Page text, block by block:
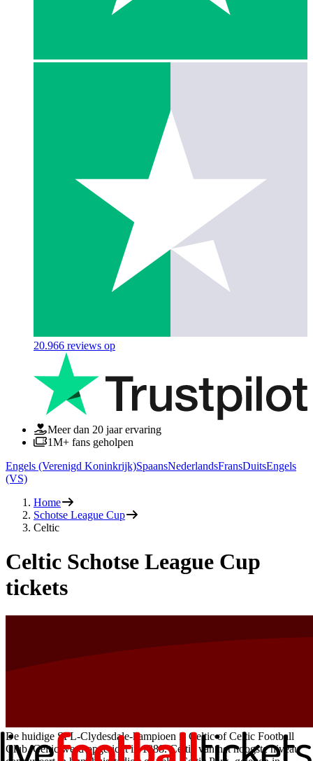
20.966 reviews op
Meer dan 20 jaar ervaring
1M+ fans geholpen
Engels (Verenigd Koninkrijk)SpaansNederlandsFransDuitsEngels
(VS)
Home
Schotse League Cup
Celtic
Celtic Schotse League Cup
tickets
De huidige SPL-Clydesdale-kampioen is Celtic of Celtic Football
Club. Celtic werd opgericht in 1888. Celtic van het hoogste niveau